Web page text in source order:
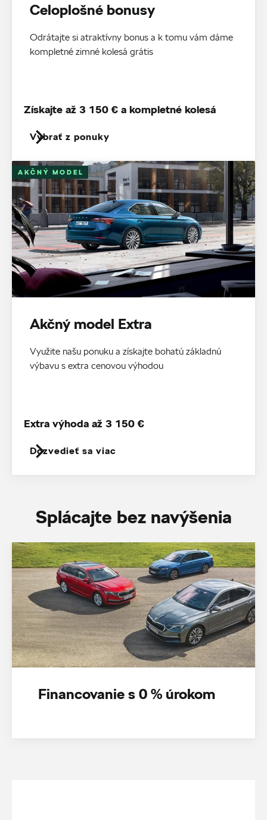
Celoplošné bonusy
Odrátajte si atraktívny bonus a k tomu vám dáme
kompletné zimné kolesá grátis
Vybrať z ponuky
Získajte až 3 150 € a kompletné kolesá
AKČNÝ MODEL
Akčný model Extra
Využite našu ponuku a získajte bohatú základnú
výbavu s extra cenovou výhodou
Dozvedieť sa viac
Extra výhoda až 3 150 €
Splácajte bez navýšenia
Financovanie s 0 % úrokom